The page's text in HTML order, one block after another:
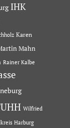
IHK
Karen
Mahn
Rainer Kalbe
Wilfried
Harburg